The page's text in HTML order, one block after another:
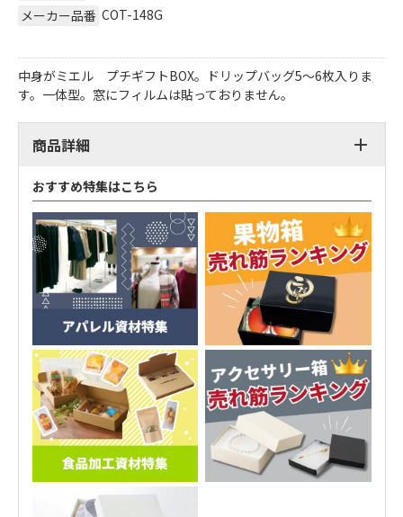
メーカー品番 COT-148G
中身がミエル プチギフトBOX。ドリップバッグ5～6枚入りま
す。一体型。窓にフィルムは貼っておりません。
商品詳細
おすすめ特集はこちら